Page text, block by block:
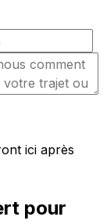
ici après
pour